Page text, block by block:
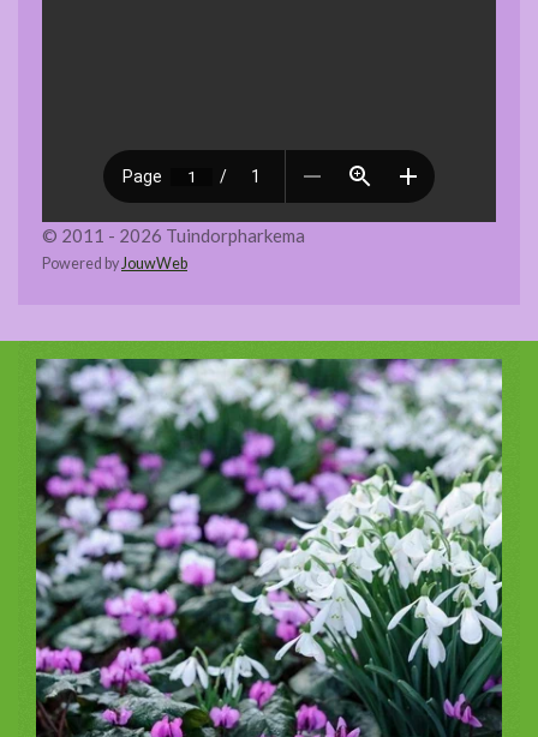
© 2011 - 2026 Tuindorpharkema
Powered by JouwWeb